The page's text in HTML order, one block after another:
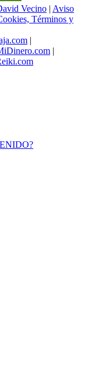
Vecino | Aviso
Términos y
|
|